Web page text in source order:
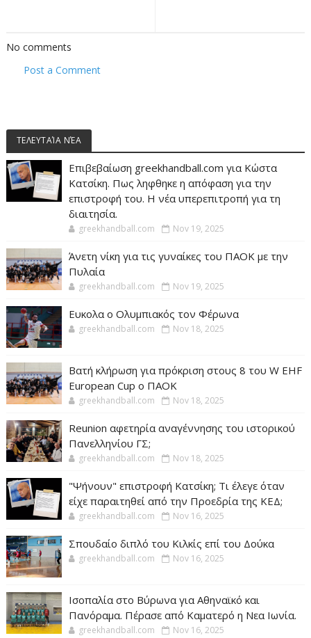
No comments
Post a Comment
ΤΕΛΕΥΤΑΊΑ ΝΈΑ
Επιβεβαίωση greekhandball.com για Κώστα
Κατσίκη. Πως ληφθηκε η απόφαση για την
επιστροφή του. Η νέα υπερεπιτροπή για τη
διαιτησία.
greekhandball.com Nov 19, 2025
Άνετη νίκη για τις γυναίκες του ΠΑΟΚ με την
Πυλαία
greekhandball.com Nov 19, 2025
Ευκολα ο Ολυμπιακός τον Φέρωνα
greekhandball.com Nov 18, 2025
Βατή κλήρωση για πρόκριση στους 8 του W EHF
European Cup ο ΠΑΟΚ
greekhandball.com Nov 18, 2025
Reunion αφετηρία αναγέννησης του ιστορικού
Πανελληνίου ΓΣ;
greekhandball.com Nov 18, 2025
"Ψήνουν" επιστροφή Κατσίκη; Τι έλεγε όταν
είχε παραιτηθεί από την Προεδρία της ΚΕΔ;
greekhandball.com Nov 16, 2025
Σπουδαίο διπλό του Κιλκίς επί του Δούκα
greekhandball.com Nov 16, 2025
Ισοπαλία στο Βύρωνα για Αθηναϊκό και
Πανόραμα. Πέρασε από Καματερό η Νεα Ιωνία.
greekhandball.com Nov 16, 2025